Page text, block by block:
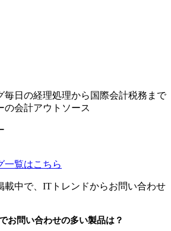
毎日の経理処理から国際会計税務まで
の会計アウトソース
一覧はこちら
載中で、ITトレンドからお問い合わせ
お問い合わせの多い製品は？